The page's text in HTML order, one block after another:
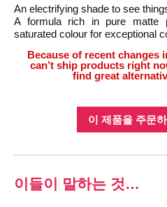
An electrifying shade to see
A formula rich in pure matte
saturated colour for exceptional
Because of recent changes
can’t ship products right
find great
이 제품을 주문
이들이 말하는 것…